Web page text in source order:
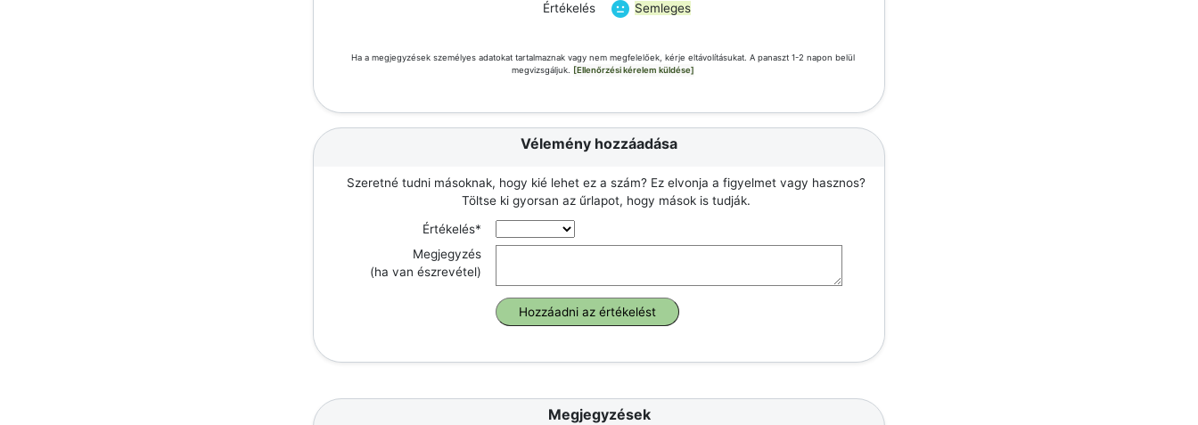
Értékelés
Semleges
Ha a megjegyzések személyes adatokat tartalmaznak vagy nem megfelelőek, kérje eltávolításukat. A panaszt 1-2 napon belül
megvizsgáljuk.
[Ellenőrzési kérelem küldése]
Vélemény hozzáadása
Szeretné tudni másoknak, hogy kié lehet ez a szám? Ez elvonja a figyelmet vagy hasznos?
Töltse ki gyorsan az űrlapot, hogy mások is tudják.
Értékelés*
Megjegyzés
(ha van észrevétel)
Megjegyzések